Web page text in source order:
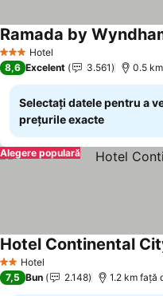
3 SteleHotel
Ramada by
8,6 Excelent 3.561 0.5
Selectați datele pentru a
prețurile exacte
Alegere populară
2 SteleHotel
Hotel Continental
7,5 Bun 2.148 1.2 km faţă